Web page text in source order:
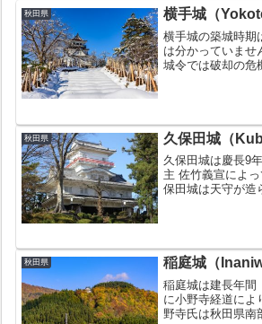
秋田県 横手城（
横手城の築城時期
は分かっていませ
城令では破却の危
在しませんでした
秋田県 久保田城（
久保田城は慶長9
主 佐竹義宣によ
保田城は天守が造
13年)...
秋田県 稲庭城（
稲庭城は建長年間
に小野寺経道によ
野寺氏は秋田県南